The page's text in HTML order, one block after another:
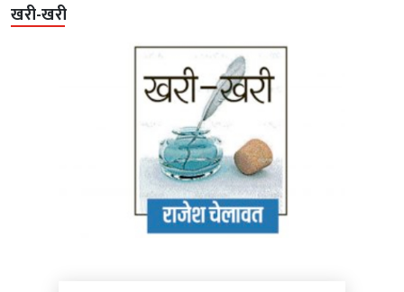
खरी-खरी